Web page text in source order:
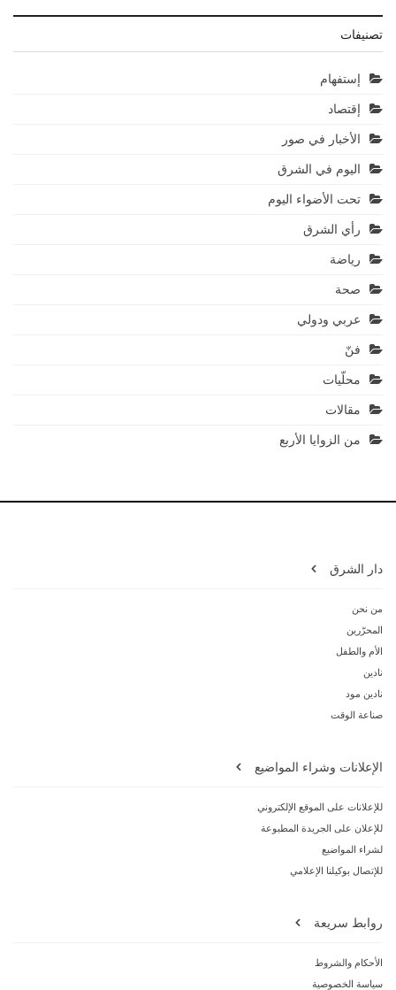
تصنيفات
إستفهام
إقتصاد
الأخبار في صور
اليوم في الشرق
تحت الأضواء اليوم
رأي الشرق
رياضة
صحة
عربي ودولي
فنّ
محلّيات
مقالات
من الزوايا الأربع
دار الشرق
من نحن
المحرّرين
الأم والطفل
نادين
نادين مود
صناعة الوقت
الإعلانات وشراء المواضيع
للإعلانات على الموقع الإلكتروني
للإعلان على الجريدة المطبوعة
لشراء المواضيع
للإتصال بوكيلنا الإعلامي
روابط سريعة
الأحكام والشروط
سياسة الخصوصية